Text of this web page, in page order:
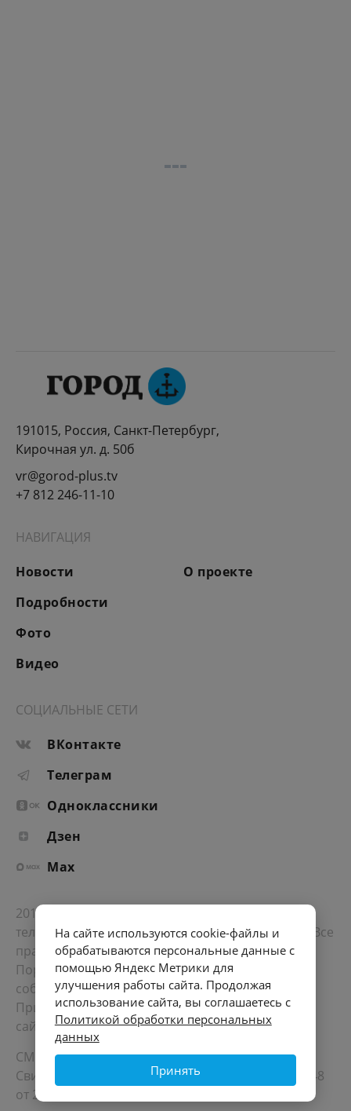
191015, Россия, Санкт-Петербург,
Кирочная ул. д. 50б
vr@gorod-plus.tv
+7 812 246-11-10
НАВИГАЦИЯ
Новости
Подробности
Фото
Видео
О проекте
СОЦИАЛЬНЫЕ СЕТИ
ВКонтакте
Телеграм
Одноклассники
Дзен
Max
2012-2026 © Портал «Электронное интернет-
телевидение правительства Санкт-Петербурга». Все
права защищены.
Портал Санкт-Петербурга- о его людях, жизни,
событиях, последних новостях.
При перепечатке материалов, прямая ссылка на
сайт обязательна. Возрастное ограничение 12+.
СМИ
Свидетельство Роскомнадзора ЭЛ № ФС 77 - 72748
от 22.05.2018
На сайте используются cookie-файлы и
обрабатываются персональные данные с
помощью Яндекс Метрики для
улучшения работы сайта. Продолжая
использование сайта, вы соглашаетесь с
Политикой обработки персональных
данных
Принять